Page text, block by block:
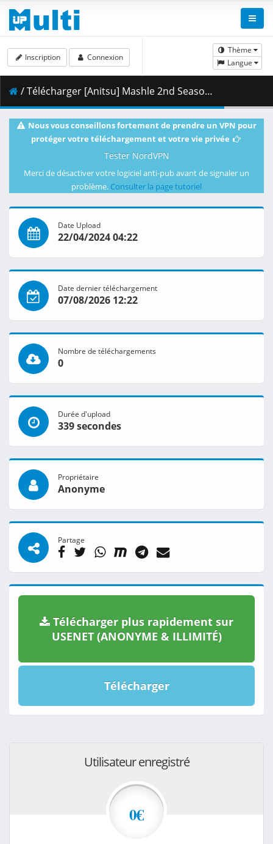
Thème
Langue
Inscription Connexion
/ Télécharger [Anitsu] Mashle 2nd Season - 05 [WEB 1080p x265 AAC] [DUAL][82A6F942].mkv.002 ( 357.66 MB )
Nous vous conseillons fortement de prendre un VPN pour
protéger votre téléchargement et votre vie privée
Tester NordVPN
Merci de désactiver votre logiciel anti-pub avant de signaler un
problème. Consulter la page tutoriel
Date Upload
22/04/2024 04:22
Date dernier téléchargement
07/08/2026 12:22
Nombre de téléchargements
0
Durée d'upload
339 secondes
Propriétaire
Anonyme
Partage
Télécharger plus rapidement sur
USENET (ANONYME & ILLIMITÉ)
Télécharger
Utilisateur enregistré
0€